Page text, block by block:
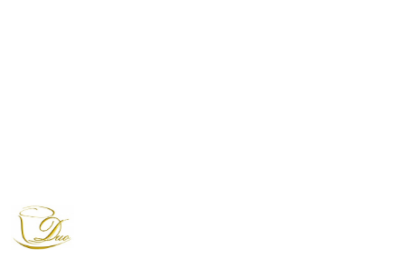
NAZWA
PRODUCENTA:
DUO